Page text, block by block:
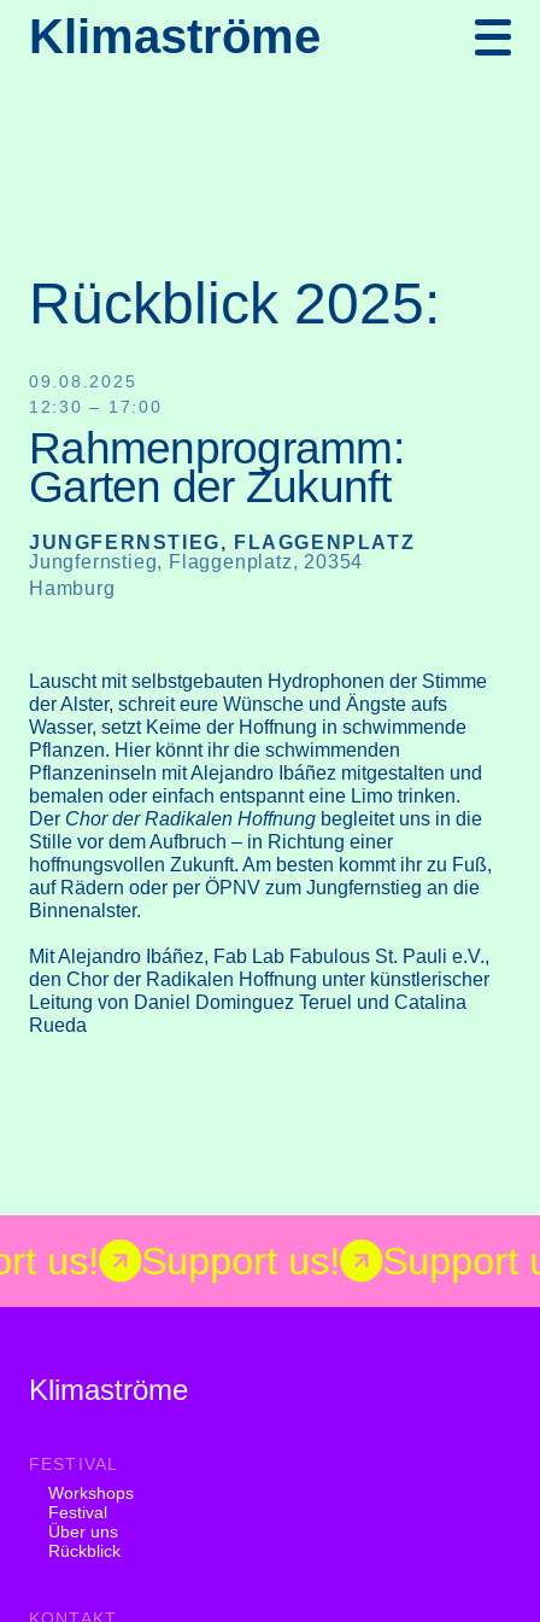
Klimaströme
Rückblick 2025:
09.08.2025
12:30 – 17:00
Rahmenprogramm:
Garten der Zukunft
JUNGFERNSTIEG, FLAGGENPLATZ
Jungfernstieg, Flaggenplatz, 20354
Hamburg
Lauscht mit selbstgebauten Hydrophonen der Stimme
der Alster, schreit eure Wünsche und Ängste aufs
Wasser, setzt Keime der Hoffnung in schwimmende
Pflanzen. Hier könnt ihr die schwimmenden
Pflanzeninseln mit Alejandro Ibáñez mitgestalten und
bemalen oder einfach entspannt eine Limo trinken.
Der Chor der Radikalen Hoffnung begleitet uns in die
Stille vor dem Aufbruch – in Richtung einer
hoffnungsvollen Zukunft. Am besten kommt ihr zu Fuß,
auf Rädern oder per ÖPNV zum Jungfernstieg an die
Binnenalster.
Mit Alejandro Ibáñez, Fab Lab Fabulous St. Pauli e.V.,
den Chor der Radikalen Hoffnung unter künstlerischer
Leitung von Daniel Dominguez Teruel und Catalina
Rueda
us! Support us! Support
Klimaströme
FESTIVAL
Workshops
Festival
Über uns
Rückblick
KONTAKT